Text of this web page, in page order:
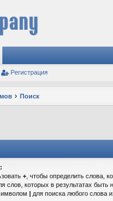
Регистрация
Поиск
+ , чтобы определить слова,
слов, которых в результатах
| для поиска любого слова